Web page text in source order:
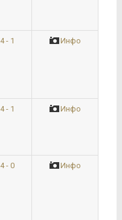
4 - 1 Инфо
4 - 1 Инфо
4 - 0 Инфо